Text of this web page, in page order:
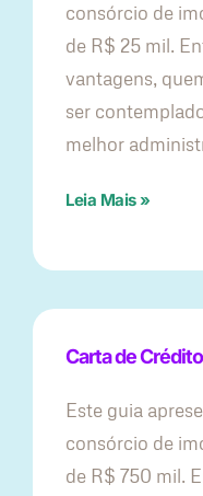
consórcio de
de R$ 25 mil.
vantagens,
ser
melhor
Leia Mais »
Carta de
Este guia
consórcio de
de R$ 750 mil.